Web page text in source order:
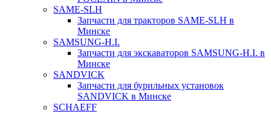
SAME-SLH
Запчасти для тракторов SAME-SLH в
Минске
SAMSUNG-H.I.
Запчасти для экскаваторов SAMSUNG-H.I. в
Минске
SANDVICK
Запчасти для бурильных установок
SANDVICK в Минске
SCHAEFF